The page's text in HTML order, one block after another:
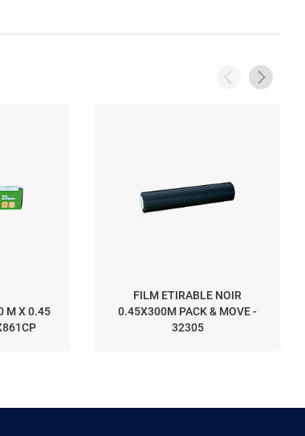
M X 0.45
FILM ETIRABLE NOIR
0.45X300M PACK & MOVE -
32305